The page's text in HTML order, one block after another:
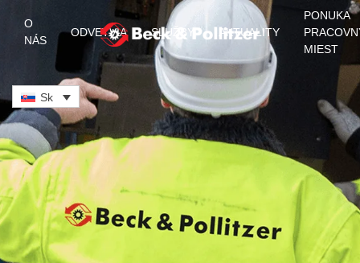
Skip to main content
O
NÁS
ODVETVIA SLUŽBY AKTUALITY
PONUKA
MIEST
Sk